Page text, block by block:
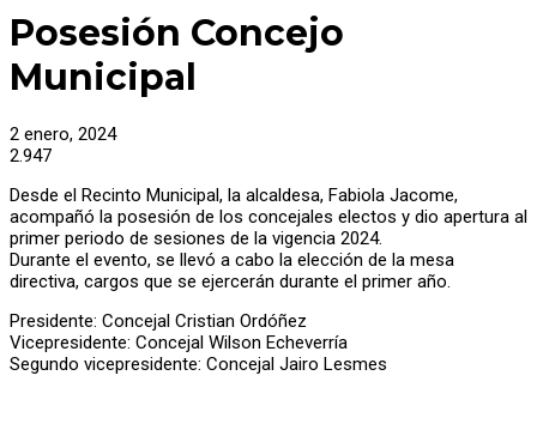
Posesión Concejo
Municipal
2 enero, 2024
2.947
Desde el Recinto Municipal, la alcaldesa, Fabiola Jacome,
acompañó la posesión de los concejales electos y dio apertura al
primer periodo de sesiones de la vigencia 2024.
Durante el evento, se llevó a cabo la elección de la mesa
directiva, cargos que se ejercerán durante el primer año.
Presidente: Concejal Cristian Ordóñez
Vicepresidente: Concejal Wilson Echeverría
Segundo vicepresidente: Concejal Jairo Lesmes